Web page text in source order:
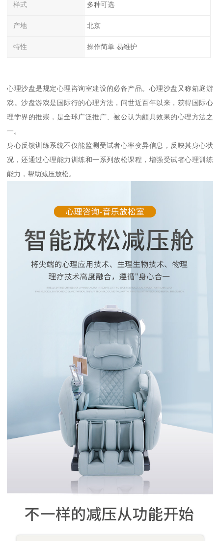
样式 多种可选
产地 北京
特性 操作简单 易维护
心理沙盘是规定心理咨询室建设的必备产品。心理沙盘又称箱庭游
戏。沙盘游戏是国际行的心理方法，问世近百年以来，获得国际心
理学界的推崇，是全球广泛推广、被公认为颇具效果的心理方法之
一。
身心反馈训练系统不仅能监测受试者心率变异信息，反映其身心状
况，还通过心理能力训练和一系列放松课程，增强受试者心理训练
能力，帮助减压放松。